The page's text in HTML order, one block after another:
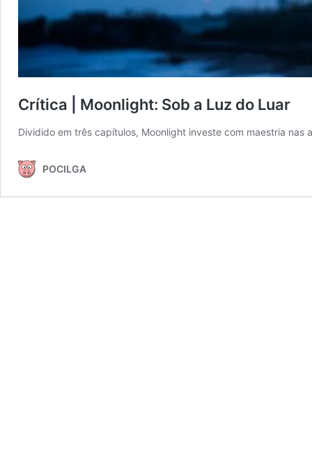
Crítica | Moonlight: Sob a Luz do Luar
Dividido em três capítulos, Moonlight investe com maestria
POCILGA